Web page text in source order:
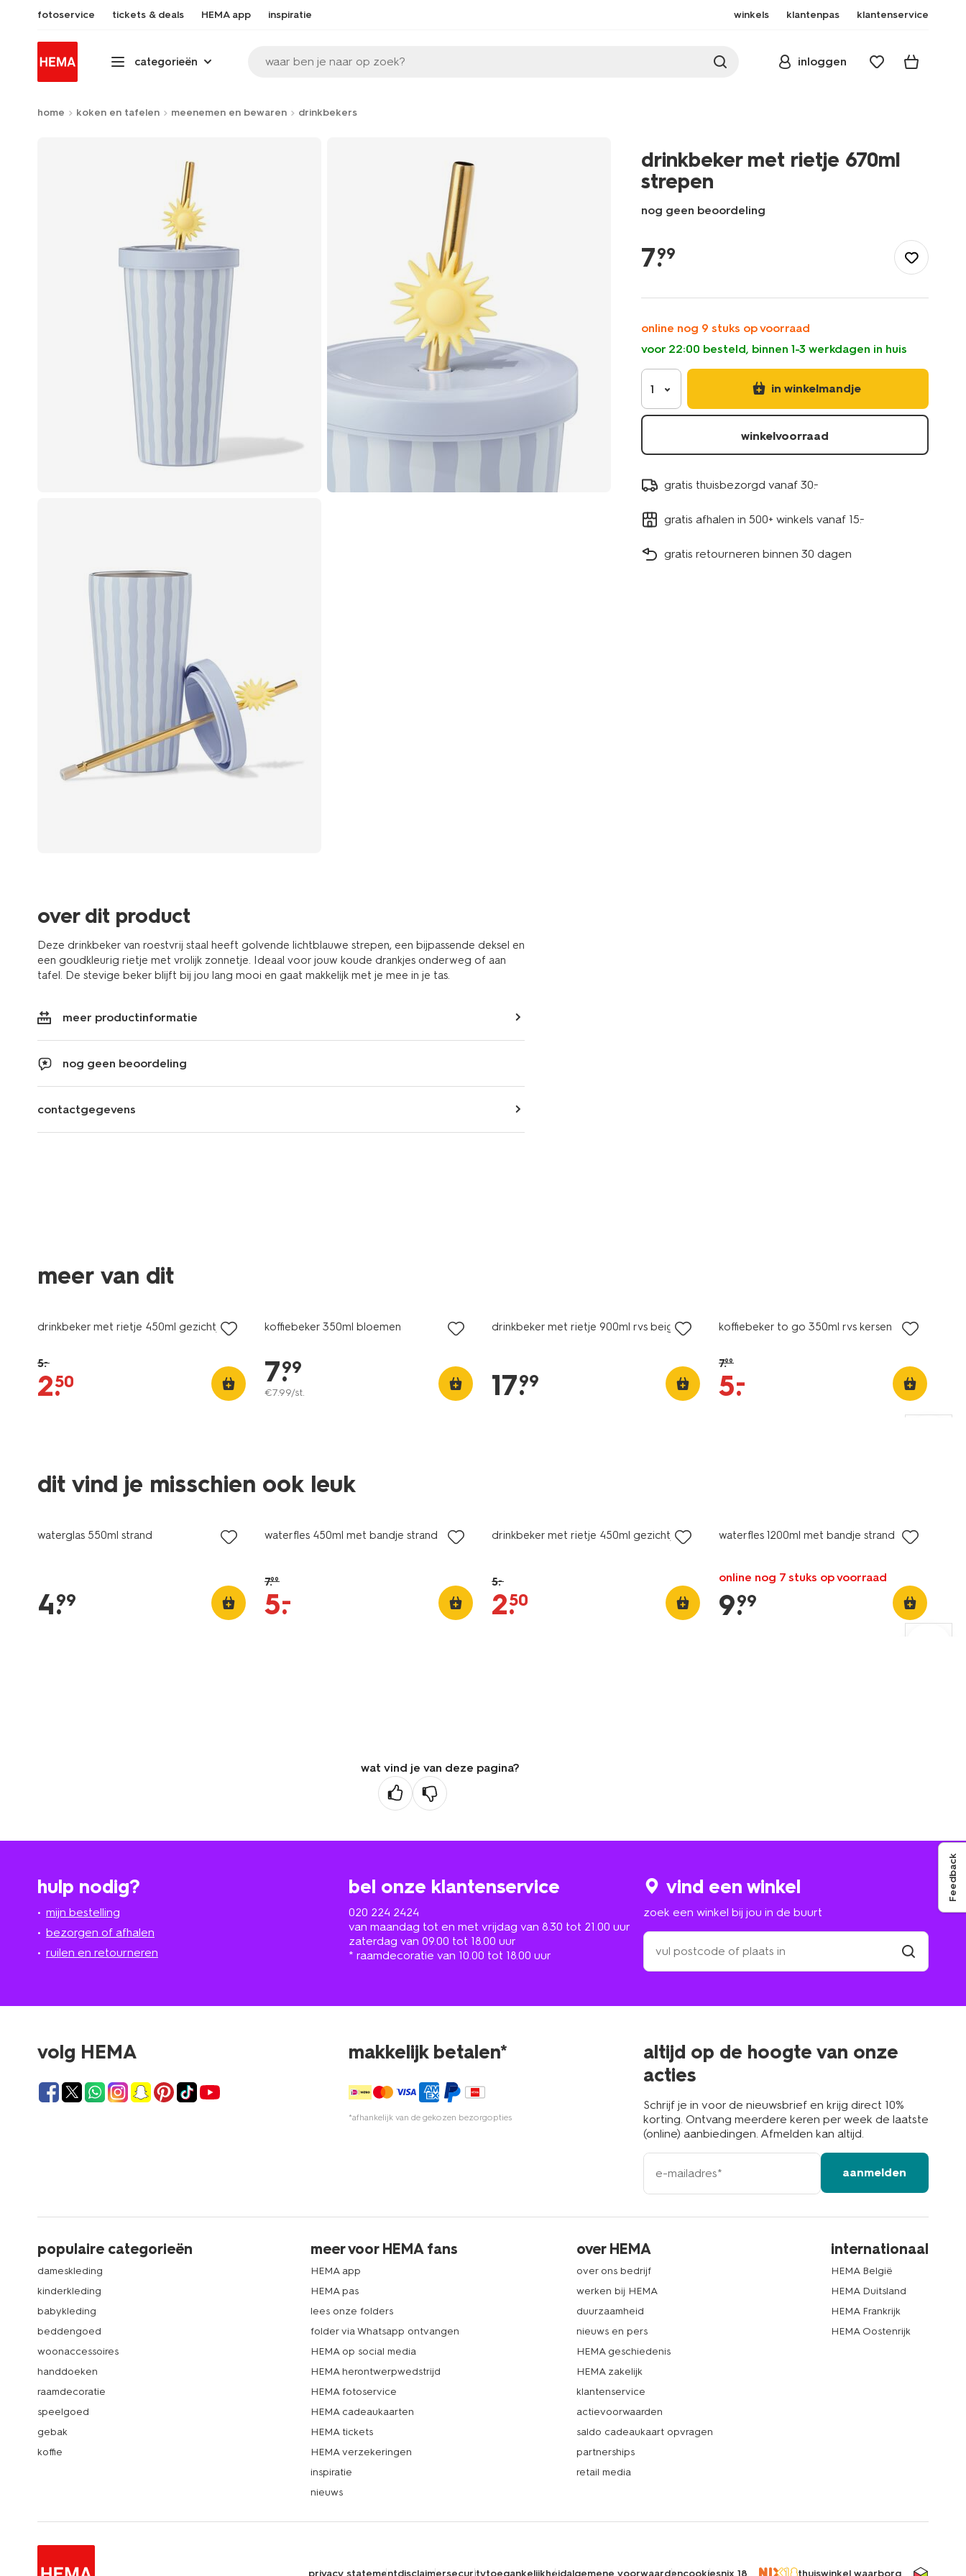
fotoservice tickets & deals HEMA app inspiratie winkels klantenpas klantenservice
categorieën waar ben je naar op zoek? inloggen
home koken en tafelen meenemen en bewaren drinkbekers
over dit product
Deze drinkbeker van roestvrij staal heeft golvende lichtblauwe strepen, een bijpassende deksel en
een goudkleurig rietje met vrolijk zonnetje. Ideaal voor jouw koude drankjes onderweg of aan
tafel. De stevige beker blijft bij jou lang mooi en gaat makkelijk met je mee in je tas.
meer productinformatie
nog geen beoordeling
contactgegevens
drinkbeker met rietje 670ml
strepen
nog geen beoordeling
bewaren/drinkbekers/drinkbeker-
61100455.html
7.
99
online nog 9 stuks op voorraad
voor 22:00 besteld, binnen 1-3 werkdagen in huis
1 in winkelmandje
winkelvoorraad
gratis thuisbezorgd vanaf 30.-
gratis afhalen in 500+ winkels vanaf 15.-
gratis retourneren binnen 30 dagen
meer van dit
drinkbeker met rietje 450ml gezichtjes
5.–
2.
50
koffiebeker 350ml bloemen
7.
99
€7.99/st.
drinkbeker met rietje 900ml rvs beige
17.
99
koffiebeker to go 350ml rvs kersen
7.99
5.
–
dit vind je misschien ook leuk
waterglas 550ml strand
4.
99
waterfles 450ml met bandje strand
7.99
5.
–
drinkbeker met rietje 450ml gezichtjes
5.–
2.
50
waterfles 1200ml met bandje strand
online nog 7 stuks op voorraad
9.
99
wat vind je van deze pagina?
hulp nodig?
mijn bestelling
bezorgen of afhalen
ruilen en retourneren
bel onze klantenservice
020 224 2424
van maandag tot en met vrijdag van 8.30 tot 21.00 uur
zaterdag van 09.00 tot 18.00 uur
* raamdecoratie van 10.00 tot 18.00 uur
vind een winkel
zoek een winkel bij jou in de buurt
zoek
een
winkel
in
volg HEMA makkelijk betalen*
*afhankelijk van de gekozen bezorgopties
altijd op de hoogte van onze
acties
Schrijf je in voor de nieuwsbrief en krijg direct 10%
korting. Ontvang meerdere keren per week de laatste
(online) aanbiedingen. Afmelden kan altijd.
e-
mailadres
aanmelden
populaire categorieën
dameskleding
kinderkleding
babykleding
beddengoed
woonaccessoires
handdoeken
raamdecoratie
speelgoed
gebak
koffie
meer voor HEMA fans
HEMA app
HEMA pas
lees onze folders
folder via Whatsapp ontvangen
HEMA op social media
HEMA herontwerpwedstrijd
HEMA fotoservice
HEMA cadeaukaarten
HEMA tickets
HEMA verzekeringen
inspiratie
nieuws
over HEMA
over ons bedrijf
werken bij HEMA
duurzaamheid
nieuws en pers
HEMA geschiedenis
HEMA zakelijk
klantenservice
actievoorwaarden
saldo cadeaukaart opvragen
partnerships
retail media
internationaal
HEMA België
HEMA Duitsland
HEMA Frankrijk
HEMA Oostenrijk
privacy statementdisclaimersecuritytoegankelijkheidalgemene voorwaardencookiesnix 18 thuiswinkel waarborg
Feedback